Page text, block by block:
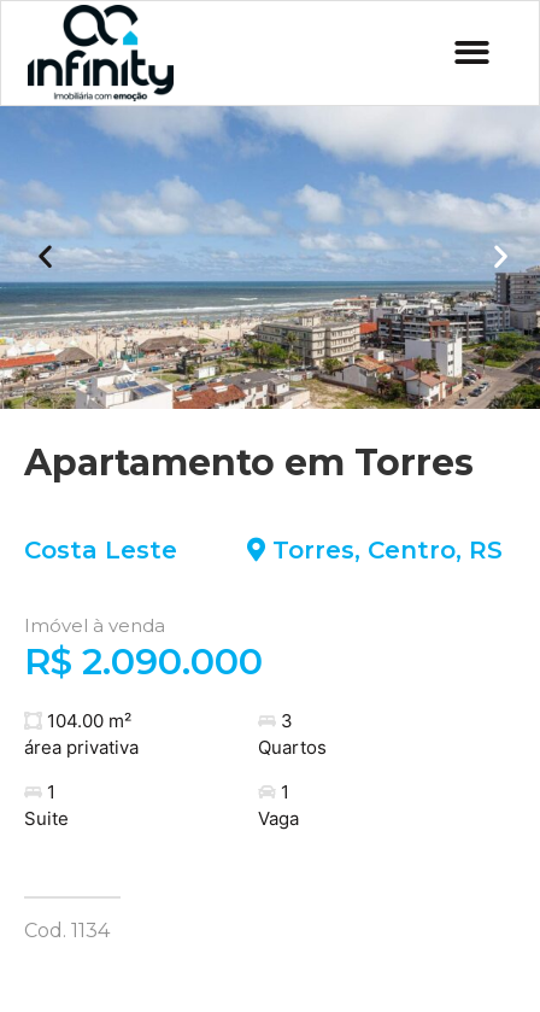
Apartamento em Torres
Costa Leste Torres, Centro, RS
Imóvel à venda
R$ 2.090.000
104.00 m²
área privativa
3
Quartos
1
Suite
1
Vaga
Cod. 1134